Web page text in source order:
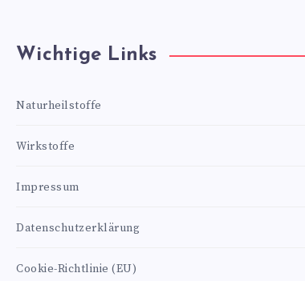
Wichtige Links
Naturheilstoffe
Wirkstoffe
Impressum
Datenschutzerklärung
Cookie-Richtlinie (EU)